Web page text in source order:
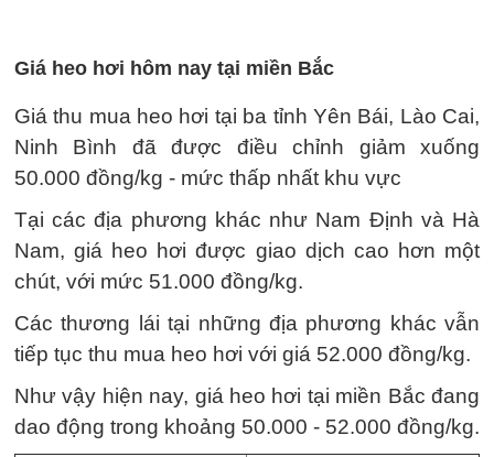
Giá heo hơi hôm nay tại miền Bắc
Giá thu mua heo hơi tại ba tỉnh Yên Bái, Lào Cai,
Ninh Bình đã được điều chỉnh giảm xuống
50.000 đồng/kg - mức thấp nhất khu vực
Tại các địa phương khác như Nam Định và Hà
Nam, giá heo hơi được giao dịch cao hơn một
chút, với mức 51.000 đồng/kg.
Các thương lái tại những địa phương khác vẫn
tiếp tục thu mua heo hơi với giá 52.000 đồng/kg.
Như vậy hiện nay, giá heo hơi tại miền Bắc đang
dao động trong khoảng 50.000 - 52.000 đồng/kg.